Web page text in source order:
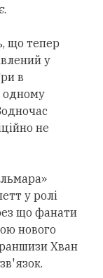
що тепер
у
в
одному
не
у ролі
що фанати
нового
Хван